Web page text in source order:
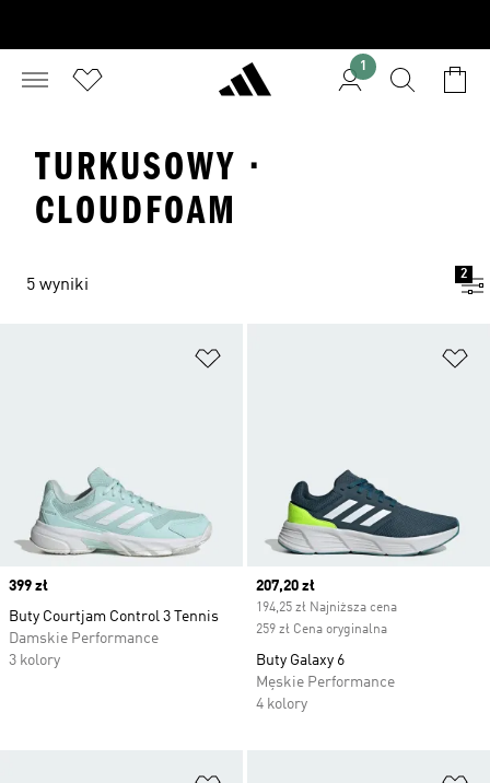
1
TURKUSOWY ·
CLOUDFOAM
5 wyniki
2
Price
399 zł
Buty Courtjam Control 3 Tennis
Damskie Performance
3 kolory
Current price
207,20 zł
194,25 zł Najniższa cena
259 zł Cena oryginalna
Buty Galaxy 6
Męskie Performance
4 kolory